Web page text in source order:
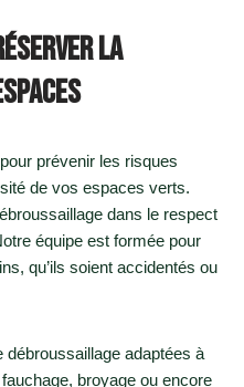
la
prévenir les risques
de vos espaces verts.
dans le respect
équipe est formée pour
qu’ils soient accidentés ou
adaptées à
broyage ou encore